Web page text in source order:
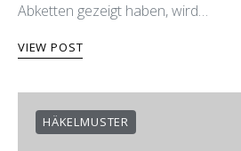
Abketten gezeigt haben, wird…
VIEW POST
HÄKELMUSTER